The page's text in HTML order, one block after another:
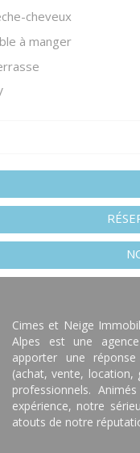
cheveux
à manger
Cimes et Neige
Alpes est une
apporter une
(achat, vente, location,
professionnels.
expérience, notre
atouts de notre